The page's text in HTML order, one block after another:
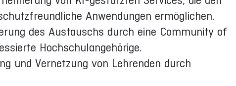
Anwendungen ermöglichen.
des Austauschs durch eine Community of
Hochschulangehörige.
und Vernetzung von Lehrenden durch